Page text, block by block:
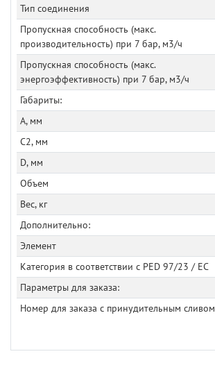
Тип соединения
Пропускная способность (макс.
производительность) при 7 бар, м3/ч
Пропускная способность (макс.
энергоэффективность) при 7 бар, м3/ч
Габариты:
A, мм
C2, мм
D, мм
Объем
Вес, кг
Дополнительно:
Элемент
Категория в соответствии с PED 97/23 / EC
Параметры для заказа:
Номер для заказа с принудительным сливом